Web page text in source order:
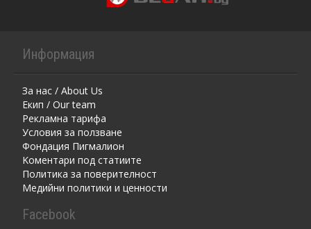
Информация
За нас / About Us
Екип / Our team
Рекламна тарифа
Условия за ползване
Фондация Пигмалион
Kоментaри под статиите
Политика за поверителност
Медийни политики и ценности
Facebook